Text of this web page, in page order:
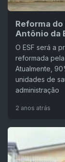
Reforma
Antônio da
O ESF será a
reformada
Atualmente,
unidades de
administração
2 anos atrás